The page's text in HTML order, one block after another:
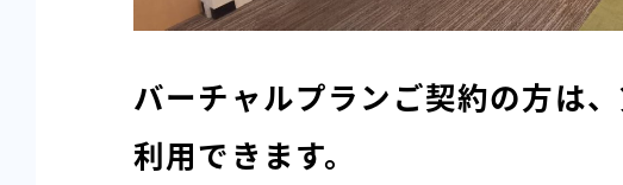
バーチャルプランご契約の方は
利用できます。